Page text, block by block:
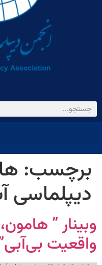
برچسب:
دیپلماسی
وبینار ”
واقعیت